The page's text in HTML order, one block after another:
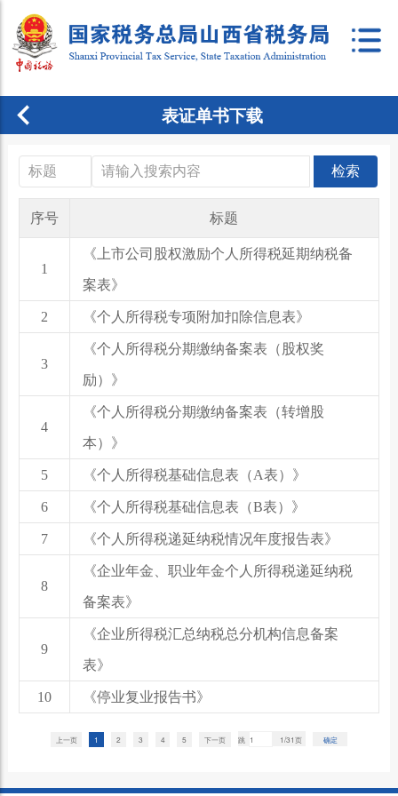
表证单书下载
检索
序号 标题
1
《上市公司股权激励个人所得税延期纳税备
案表》
2 《个人所得税专项附加扣除信息表》
3
《个人所得税分期缴纳备案表（股权奖
励）》
4
《个人所得税分期缴纳备案表（转增股
本）》
5 《个人所得税基础信息表（A表）》
6 《个人所得税基础信息表（B表）》
7 《个人所得税递延纳税情况年度报告表》
8
《企业年金、职业年金个人所得税递延纳税
备案表》
9
《企业所得税汇总纳税总分机构信息备案
表》
10 《停业复业报告书》
上一页 1 2 3 4 5 下一页 跳 1/31页 确定